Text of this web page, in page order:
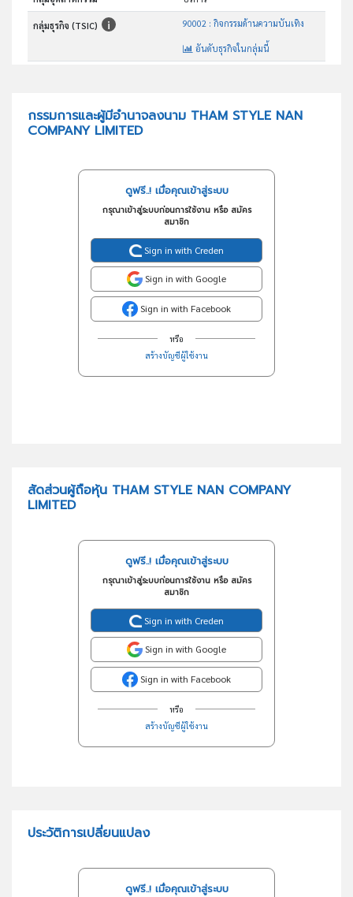
กลุ่มธุรกิจ (TSIC) 90002 : กิจกรรมด้านความบันเทิง
อันดับธุรกิจในกลุ่มนี้
กรรมการและผู้มีอำนาจลงนาม THAM STYLE NAN
COMPANY LIMITED
ดูฟรี..! เมื่อคุณเข้าสู่ระบบ
กรุณาเข้าสู่ระบบก่อนการใช้งาน หรือ สมัคร
สมาชิก
Sign in with Creden
Sign in with Google
Sign in with Facebook
หรือ
สร้างบัญชีผู้ใช้งาน
สัดส่วนผู้ถือหุ้น THAM STYLE NAN COMPANY
LIMITED
ดูฟรี..! เมื่อคุณเข้าสู่ระบบ
กรุณาเข้าสู่ระบบก่อนการใช้งาน หรือ สมัคร
สมาชิก
Sign in with Creden
Sign in with Google
Sign in with Facebook
หรือ
สร้างบัญชีผู้ใช้งาน
ประวัติการเปลี่ยนแปลง
ดูฟรี..! เมื่อคุณเข้าสู่ระบบ